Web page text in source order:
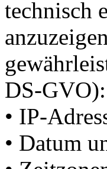
technisch
DS-GVO):
• IP-
• Datum